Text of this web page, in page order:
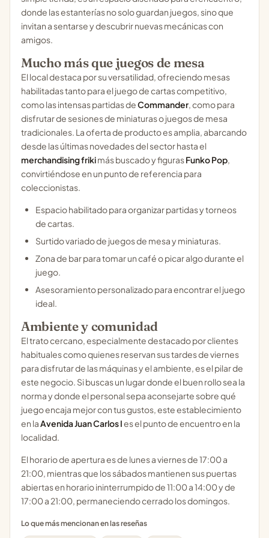
donde las estanterías no solo guardan juegos, sino que
invitan a sentarse y descubrir nuevas mecánicas con
amigos.
Mucho más que juegos de mesa
El local destaca por su versatilidad, ofreciendo mesas
habilitadas tanto para el juego de cartas competitivo,
como las intensas partidas deCommander, como para
disfrutar de sesiones de miniaturas o juegos de mesa
tradicionales. La oferta de producto es amplia, abarcando
desde las últimas novedades del sector hasta el
merchandising frikimás buscado y figurasFunko Pop,
convirtiéndose en un punto de referencia para
coleccionistas.
Espacio habilitado para organizar partidas y torneos
de cartas.
Surtido variado de juegos de mesa y miniaturas.
Zona de bar para tomar un café o picar algo durante el
juego.
Asesoramiento personalizado para encontrar el juego
ideal.
Ambiente y comunidad
El trato cercano, especialmente destacado por clientes
habituales como quienes reservan sus tardes de viernes
para disfrutar de las máquinas y el ambiente, es el pilar de
este negocio. Si buscas un lugar donde el buen rollo sea la
norma y donde el personal sepa aconsejarte sobre qué
juego encaja mejor con tus gustos, este establecimiento
en laAvenida Juan Carlos Ies el punto de encuentro en la
localidad.
El horario de apertura es de lunes a viernes de 17:00 a
21:00, mientras que los sábados mantienen sus puertas
abiertas en horario ininterrumpido de 11:00 a 14:00 y de
17:00 a 21:00, permaneciendo cerrado los domingos.
Lo que más mencionan en las reseñas